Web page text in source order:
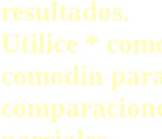
resultados.
Utilice *
comodín